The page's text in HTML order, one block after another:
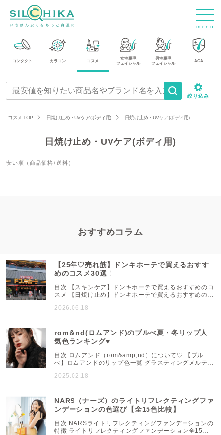
m e n u
コンタクト カラコン コスメ
女性脱毛
フェイシャル
男性脱毛
フェイシャル
AGA
絞り込み
コスメ TOP 日焼け止め・UVケア(ボディ用) 日焼け止め・UVケア(ボディ用)
日焼け止め・UVケア(ボディ用)
安い順（商品価格+送料）
おすすめコラム
【25年♡売れ筋】ドンキホーテで買えるおすす
めのコスメ30選！
目次 【スキンケア】ドンキホーテで買えるおすすめのコ
スメ 【日焼け止め】ドンキホーテで買えるおすすめのコ
コスメ 【ベースメイク】ドンキホーテで買えるおすすめ
揃えが特徴のディスカウントストアです。取り扱ってい
るコスメの商品も多く、どれにしようか目移りしてしま
う...
2026.06.18
rom＆nd(ロムアンド)のブルべ夏・冬リップ人
気色ランキング♥
目次 ロムアンド（rom&amp;nd）について♡ 【ブル
べ】ロムアンドのリップ色一覧 グラスティングメルティ
ティントの【ブルべ】色一覧 デュイフルウォーターティ
（rom&amp;nd）について♡ ロムアンド
（rom&amp;nd）は、2016年に韓国で誕生し、ビュー
ティークリエイ...
2025.02.18
NARS（ナーズ）のライトリフレクティングファ
ンデーションの色選び【全15色比較】
目次 NARSライトリフレクティングファンデーションの
特徴 ライトリフレクティングファンデーション全15色